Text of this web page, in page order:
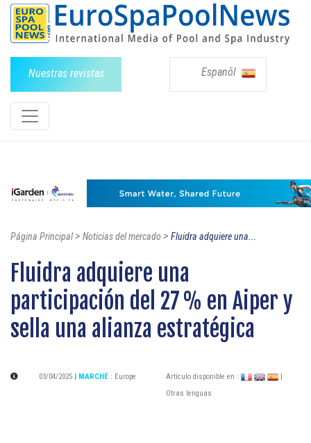
Nuestras revistas Espanõl
Página Principal> Noticias del mercado > Fluidra adquiere una...
Fluidra adquiere una
participación del 27 % en Aiper y
sella una alianza estratégica
03/04/2025 | MARCHÉ : Europe Artículo disponible en :
Otras lenguas